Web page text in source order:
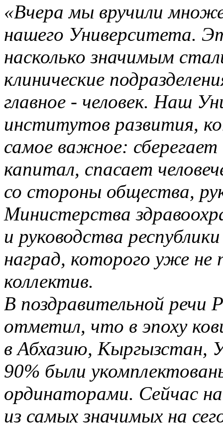
«Вчера мы вручили
нашего Университета.
насколько значимым
клинические
главное - человек. Наш
институтов развития,
самое важное: сберегает
капитал, спасает
со стороны общества,
Министерства
и руководства
наград, которого уже не
коллектив.
В поздравительной
отметил, что в эпоху
в Абхазию, Кыргызстан,
90% были
ординаторами. Сейчас
из самых значимых на